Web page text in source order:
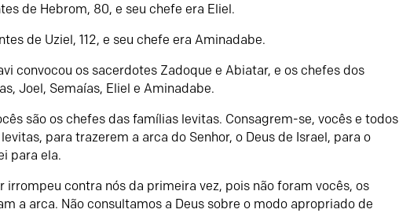
de Hebrom, 80, e seu chefe era Eliel.
de Uziel, 112, e seu chefe era Aminadabe.
convocou os sacerdotes Zadoque e Abiatar, e os chefes dos
Joel, Semaías, Eliel e Aminadabe.
são os chefes das famílias levitas. Consagrem-se, vocês e todos
para trazerem a arca do Senhor, o Deus de Israel, para o
para ela.
irrompeu contra nós da primeira vez, pois não foram vocês, os
a arca. Não consultamos a Deus sobre o modo apropriado de